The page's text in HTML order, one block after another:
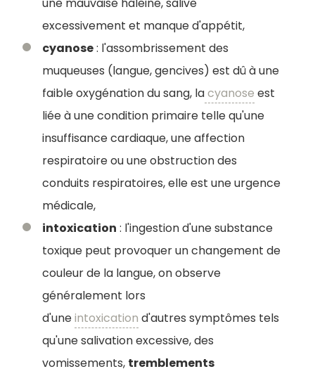
une mauvaise haleine, salive
excessivement et manque d'appétit,
cyanose: l'assombrissement des
muqueuses (langue, gencives) est dû à une
faible oxygénation du sang, lacyanose est
liée à une condition primaire telle qu'une
insuffisance cardiaque, une affection
respiratoire ou une obstruction des
conduits respiratoires, elle est une urgence
médicale,
intoxication : l'ingestion d'une substance
toxique peut provoquer un changement de
couleur de la langue, on observe
généralement lors
d'uneintoxication d'autres symptômes tels
qu'une salivation excessive, des
vomissements, tremblements